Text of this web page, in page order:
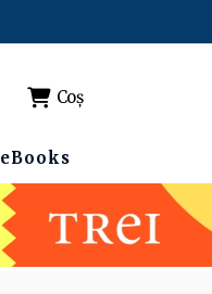
Coș
eBooks